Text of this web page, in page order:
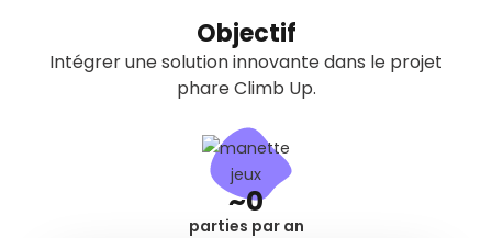
Objectif
Intégrer une solution innovante dans le projet
phare Climb Up.
parties par an
~0